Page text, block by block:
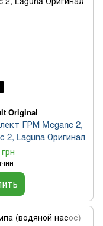
Original
ГРМ Megane 2,
2, Laguna Оригинал